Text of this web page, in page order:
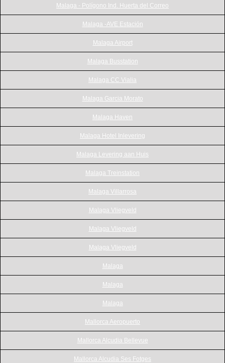
Malaga - Polígono Ind. Huerta del Correo
Malaga -AVE Estación
Malaga Airport
Malaga Busstation
Malaga CC Vialia
Malaga Garcia Morato
Malaga Haven
Malaga Hotel Inlevering
Malaga Levering aan Huis
Malaga Treinstation
Malaga Villarrosa
Malaga Vliegveld
Malaga Vliegveld
Malaga Vliegveld
Malaga
Malaga
Malaga
Mallorca Aeropuerto
Mallorca Alcudia Bellevue
Mallorca Alcudia Ses Fotges